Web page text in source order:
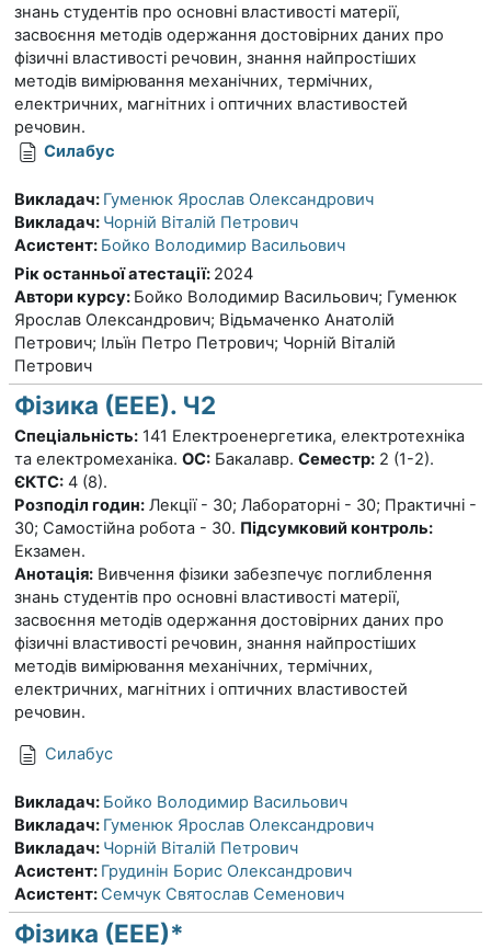
знань студентів про основні властивості матерії,
засвоєння методів одержання достовірних даних про
фізичні властивості речовин, знання найпростіших
методів вимірювання механічних, термічних,
електричних, магнітних і оптичних властивостей
речовин.
Силабус
Викладач: Гуменюк Ярослав Олександрович
Викладач: Чорній Віталій Петрович
Асистент: Бойко Володимир Васильович
Рік останньої атестації: 2024
Автори курсу: Бойко Володимир Васильович; Гуменюк
Ярослав Олександрович; Відьмаченко Анатолій
Петрович; Ільїн Петро Петрович; Чорній Віталій
Петрович
Фізика (ЕЕЕ). Ч2
Спеціальність: 141 Електроенергетика, електротехніка
та електромеханіка. ОС: Бакалавр. Семестр: 2 (1-2).
ЄКТС: 4 (8).
Розподіл годин: Лекції - 30; Лабораторні - 30; Практичні -
30; Самостійна робота - 30. Підсумковий контроль:
Екзамен.
Анотація: Вивчення фізики забезпечує поглиблення
знань студентів про основні властивості матерії,
засвоєння методів одержання достовірних даних про
фізичні властивості речовин, знання найпростіших
методів вимірювання механічних, термічних,
електричних, магнітних і оптичних властивостей
речовин.
Силабус
Викладач: Бойко Володимир Васильович
Викладач: Гуменюк Ярослав Олександрович
Викладач: Чорній Віталій Петрович
Асистент: Грудинін Борис Олександрович
Асистент: Семчук Святослав Семенович
Фізика (ЕЕЕ)*